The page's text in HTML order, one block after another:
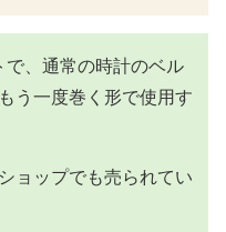
、通常の時計のベル
う一度巻く形で使用す
ョップでも売られてい